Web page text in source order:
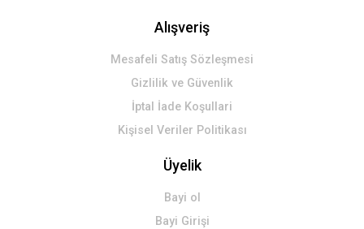
Alışveriş
Mesafeli Satış Sözleşmesi
Gizlilik ve Güvenlik
İptal İade Koşullari
Kişisel Veriler Politikası
Üyelik
Bayi ol
Bayi Girişi